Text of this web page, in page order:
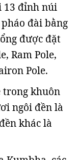
13 đỉnh núi
đài bằng
được đặt
Ram Pole,
Pole.
trong khuôn
ngôi đền là
khác là